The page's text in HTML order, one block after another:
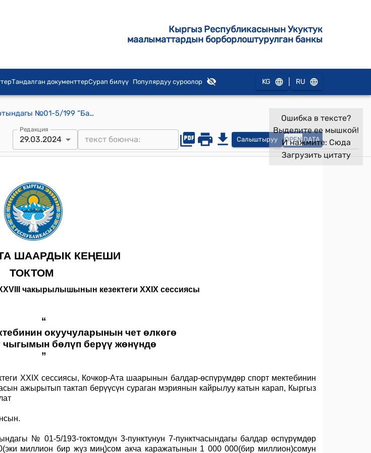
Кыргыз Республикасынын Укуктук
маалыматтардын борборлоштурулган банкы
Тандалган документтерСурап билүү Популярдуу суроолор KG RU
Кочкор-Ата шаардык кеңешинин 2024-жылынын 29-мартындагы №01-5/199 “Балдар спорт мектебинин окуучуларынын чет өлкөгө сапарга чыгуу чыгымын бөлүп берүү жөнүндө" токтому
Редакция
29.03.2024 Салыштыруу OPEN DATA
Ошибка в тексте?
Выделите ее мышкой!
И нажмите: Сюда
Загрузить цитату